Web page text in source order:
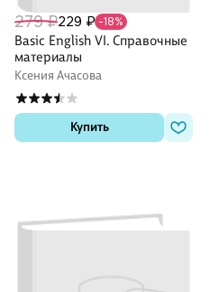
279 ₽229 ₽ -18%
Basic English VI. Справочные
материалы
Ксения Ачасова
Купить